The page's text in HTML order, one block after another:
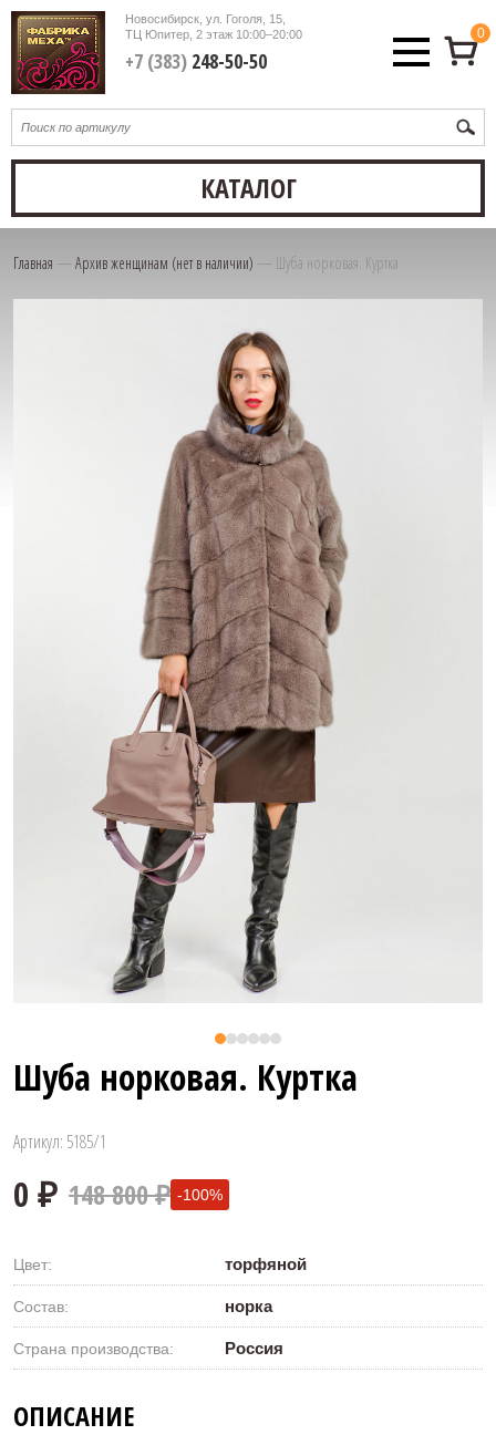
Новосибирск, ул. Гоголя, 15,
ТЦ Юпитер, 2 этаж10:00–20:00
+7 (383)248-50-50
0
КАТАЛОГ
Главная — Архив женщинам (нет в наличии) — Шуба норковая. Куртка
Шуба норковая. Куртка
Артикул: 5185/1
0 ₽
148 800 ₽ -100%
Цвет: торфяной
Состав: норка
Страна производства: Россия
ОПИСАНИЕ